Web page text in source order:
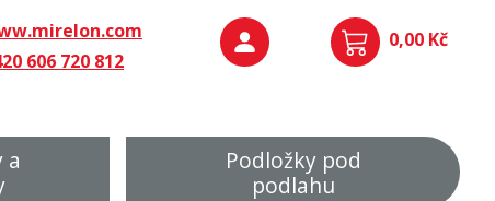
606 720 812
0,00 Kč
a
Podložky pod
podlahu